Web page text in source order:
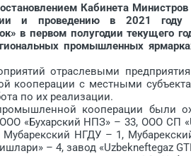
Кабинета
и проведению в 2021 году
в первом полугодии текущего
промышленных
отраслевыми
кооперации с местными
по их реализации.
кооперации были
ООО «Бухарский НПЗ» – 33, ООО СП
НГДУ – 1,
– 4, завод «Uzbekneftegaz